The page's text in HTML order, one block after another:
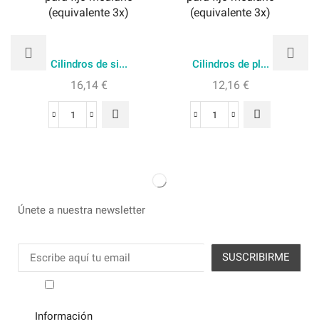
Cilindros de si...
16,14 €
Cilindros de pl...
12,16 €
Únete a nuestra newsletter
Información